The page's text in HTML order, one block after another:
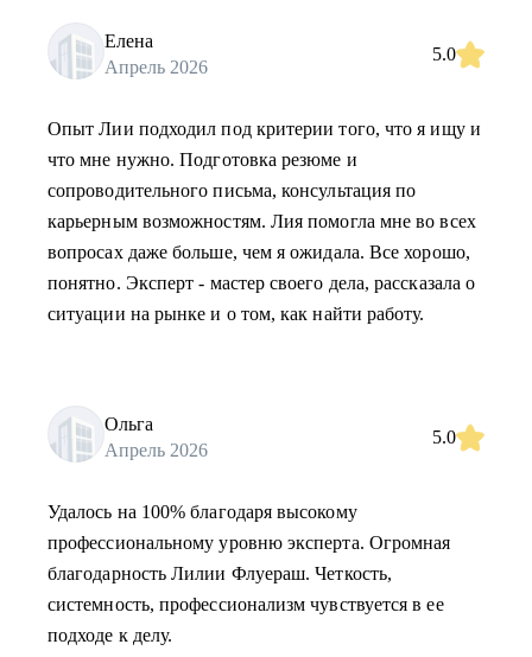
Елена
Апрель 2026
5.0
Опыт Лии подходил под критерии того, что я ищу и
что мне нужно. Подготовка резюме и
сопроводительного письма, консультация по
карьерным возможностям. Лия помогла мне во всех
вопросах даже больше, чем я ожидала. Все хорошо,
понятно. Эксперт - мастер своего дела, рассказала о
ситуации на рынке и о том, как найти работу.
Ольга
Апрель 2026
5.0
Удалось на 100% благодаря высокому
профессиональному уровню эксперта. Огромная
благодарность Лилии Флуераш. Четкость,
системность, профессионализм чувствуется в ее
подходе к делу.